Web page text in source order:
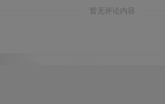
暂无评论内容